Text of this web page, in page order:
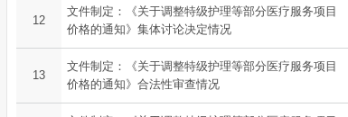
12
文件制定：《关于调整特级护理等部分医疗服务项目
价格的通知》集体讨论决定情况
13
文件制定：《关于调整特级护理等部分医疗服务项目
价格的通知》合法性审查情况